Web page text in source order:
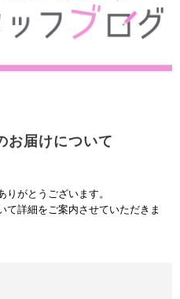
お届けについて
がとうございます。
て詳細をご案内させていただきま